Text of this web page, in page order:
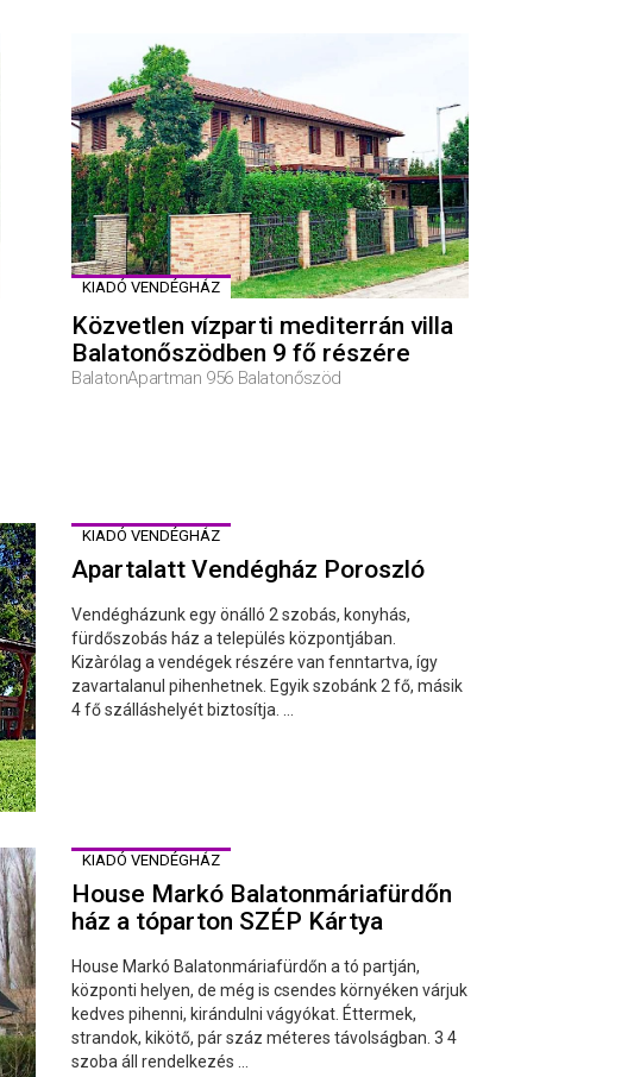
KIADÓ VENDÉGHÁZ
Közvetlen vízparti mediterrán villa
Balatonőszödben 9 fő részére
BalatonApartman 956 Balatonőszöd
KIADÓ VENDÉGHÁZ
Apartalatt Vendégház Poroszló
Vendégházunk egy önálló 2 szobás, konyhás,
fürdőszobás ház a település központjában.
Kizàrólag a vendégek részére van fenntartva, így
zavartalanul pihenhetnek. Egyik szobánk 2 fő, másik
4 fő szálláshelyét biztosítja. ...
KIADÓ VENDÉGHÁZ
House Markó Balatonmáriafürdőn
ház a tóparton SZÉP Kártya
House Markó Balatonmáriafürdőn a tó partján,
központi helyen, de még is csendes környéken várjuk
kedves pihenni, kirándulni vágyókat. Éttermek,
strandok, kikötő, pár száz méteres távolságban. 3 4
szoba áll rendelkezés ...